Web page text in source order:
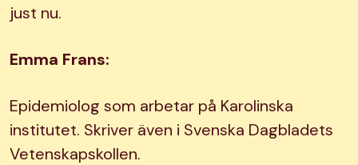
just nu.
Emma Frans:
Epidemiolog som arbetar på Karolinska
institutet. Skriver även i Svenska Dagbladets
Vetenskapskollen.